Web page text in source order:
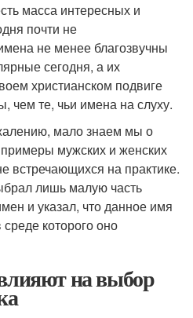
масса интересных и
почти не
не менее благозвучны
сегодня, а их
христианском подвиге
чем те, чьи имена на слуху.
мало знаем мы о
мужских и женских
встречающихся на практике.
лишь малую часть
и указал, что данное имя
которого оно
на выбор